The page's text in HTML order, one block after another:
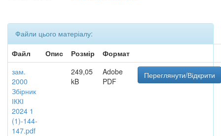
Файли цього матеріалу:
Файл
Опис Розмір
Формат
зам.
2000
Збірник
ІККІ
2024 1
(1)-144-
147.pdf
249,05
kB
Adobe
PDF
Переглянути/Відкрити